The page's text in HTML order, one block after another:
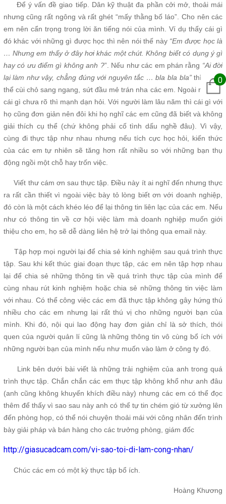
0
Để ý vấn đề giao tiếp. Dân kỹ thuật đa phần cởi mở, thoải mái
nhưng cũng rất ngông và rất ghét “mấy thằng bố láo”. Cho nên các
em nên cẩn trọng trong lời ăn tiếng nói của mình. Ví dụ thấy cái gì
đó khác với những gì được học thì nên nói thế này “Em được học là
… Nhưng em thấy ở đây hơi khác một chút. Không biết có dụng ý gì
hay có ưu điểm gì không anh ?”. Nếu như các em phán rằng “Ai đời
lại làm như vậy, chẳng đúng với nguyên tắc … bla bla bla”thì rất có
thể cùi chỏ sang ngang, sứt đầu mẻ trán nha các em. Ngoài ra, thấy
cái gì chưa rõ thì mạnh dạn hỏi. Với người làm lâu năm thì cái gì với
họ cũng đơn giản nên đôi khi họ nghĩ các em cũng đã biết và không
giải thích cụ thể (chứ không phải cố tình dấu nghề đâu). Vì vậy,
cùng đi thực tập như nhau nhưng nếu tích cực học hỏi, kiến thức
của các em tự nhiên sẽ tăng hơn rất nhiều so với những bạn thụ
động ngồi một chỗ hay trốn việc.
Viết thư cám ơn sau thực tập. Điều này ít ai nghĩ đến nhưng thực
ra rất cần thiết vì ngoài việc bày tỏ lòng biết ơn với doanh nghiệp,
đó còn là một cách khéo léo để lại thông tin liên lạc của các em. Nếu
như có thông tin về cơ hội việc làm mà doanh nghiệp muốn giới
thiệu cho em, họ sẽ dễ dàng liên hệ trở lại thông qua email này.
Tập hợp mọi người lại để chia sẻ kinh nghiệm sau quá trình thực
tập. Sau khi kết thúc giai đoạn thực tập, các em nên tập hợp nhau
lại để chia sẻ những thông tin về quá trình thực tập của mình để
cùng nhau rút kinh nghiệm hoặc chia sẻ những thông tin việc làm
với nhau. Có thể công việc các em đã thực tập không gây hứng thú
nhiều cho các em nhưng lại rất thú vị cho những người bạn của
mình. Khi đó, nội qui lao động hay đơn giản chỉ là sở thích, thói
quen của người quản lí cũng là những thông tin vô cùng bổ ích với
những người bạn của mình nếu như muốn vào làm ở công ty đó.
Link bên dưới bài viết là những trải nghiệm của anh trong quá
trình thực tập. Chắn chắn các em thực tập không khổ như anh đâu
(anh cũng không khuyến khích điều này) nhưng các em có thể đọc
thêm để thấy vì sao sau này anh có thể tự tin chém gió từ xưởng lên
đến phòng họp, có thể nói chuyện thoải mái với công nhân đến trình
bày giải pháp và bán hàng cho các trưởng phòng, giám đốc
http://giasucadcam.com/vi-sao-toi-di-lam-cong-nhan/
Chúc các em có một kỳ thực tập bổ ích.
Hoàng Khương